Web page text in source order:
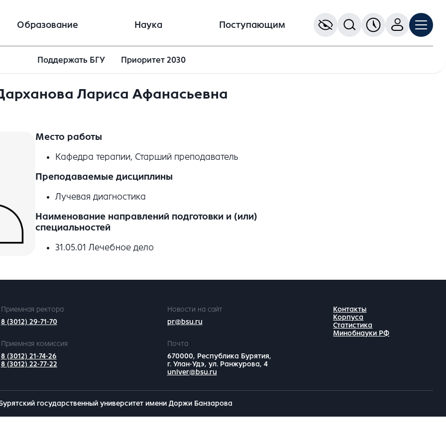
Образование Наука Поступающим
Поддержать БГУ Приоритет 2030
Лариса Афанасьевна
Место работы
Кафедра терапии, Старший преподаватель
Преподаваемые дисциплины
Лучевая диагностика
Наименование направлений подготовки и (или)
специальностей
31.05.01 Лечебное дело
Приемная ректора
8 (3012) 29-71-70
Новости на сайт
pr@bsu.ru
Приемная комиссия
8 (3012) 21-74-26
8 (3012) 22-77-22
Почта
670000, Республика Бурятия,
г. Улан-Удэ, ул. Ранжурова, 4
univer@bsu.ru
Контакты
Корпуса
Статистика
Минобнауки РФ
государственный университет имени Доржи Банзарова